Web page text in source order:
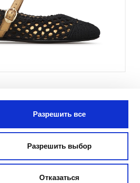
Разрешить все
Разрешить выбор
Отказаться
ПОДПИСАТЬСЯ
Я прочитал Заявление о
конфиденциальности и даю согласие
на обработку моих персональных
данных с целью получения
бюллетеня, отправленного